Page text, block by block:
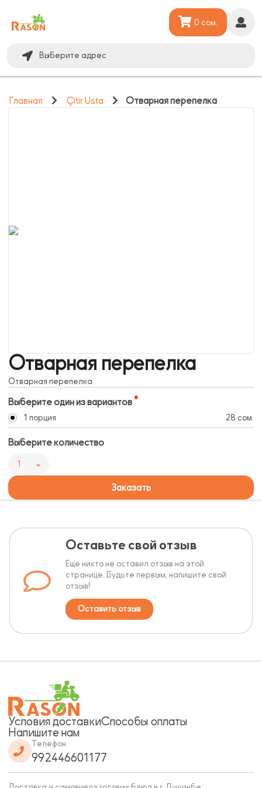
Выберите адрес
0 сом.
Главная Çitir Usta Отварная перепелка
Отварная перепелка
Отварная перепелка
Выберите один из вариантов
1 порция 28 сом.
Выберите количество
1
Заказать
Оставьте свой отзыв
Еще никто не оставил отзыв на этой
странице. Будьте первым, напишите свой
отзыв!
Оставить отзыв
Условия доставкиСпособы оплаты
Напишите нам
Телефон
992446601177